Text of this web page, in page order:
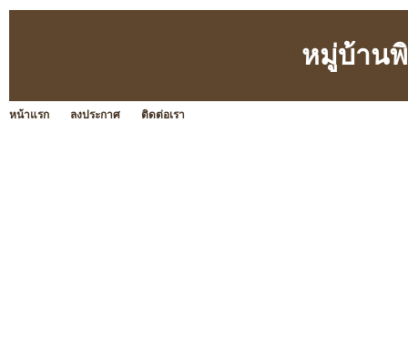
หมู่บ้าน
หน้าแรก ลงประกาศ ติดต่อเรา